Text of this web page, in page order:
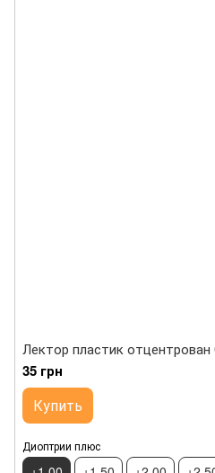
Лектор пластик отцентрован
35 грн
Купить
Диоптрии плюс